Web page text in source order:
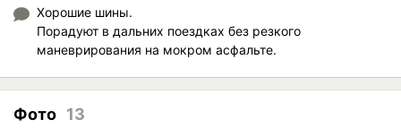
Хорошие шины.
Порадуют в дальних поездках без резкого
маневрирования на мокром асфальте.
Фото 13